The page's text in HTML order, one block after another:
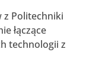
z Politechniki
łączące
technologii z